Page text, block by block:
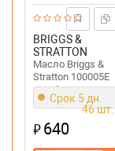
BRIGGS &
STRATTON
Масло Briggs &
Stratton 100005E
для 4-тактных
двигателей ;
SAE30, 0.6 л
Срок 5 дн.
46 шт.
₽640